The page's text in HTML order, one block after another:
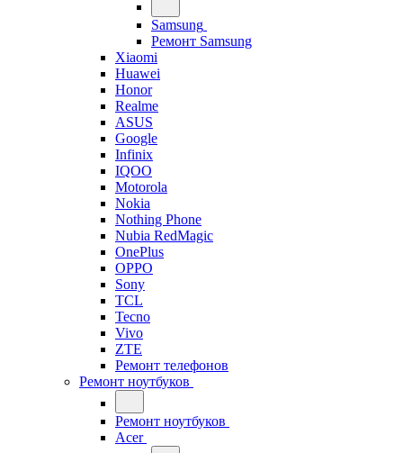
Samsung
Ремонт Samsung
Xiaomi
Huawei
Honor
Realme
ASUS
Google
Infinix
IQOO
Motorola
Nokia
Nothing Phone
Nubia RedMagic
OnePlus
OPPO
Sony
TCL
Tecno
Vivo
ZTE
Ремонт телефонов
Ремонт ноутбуков
Ремонт ноутбуков
Acer